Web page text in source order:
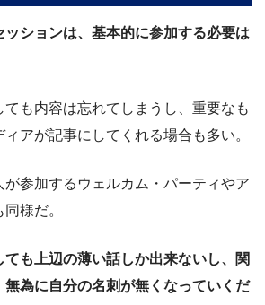
ッションは、基本的に参加する必要は
も内容は忘れてしまうし、重要なも
アが記事にしてくれる場合も多い。
が参加するウェルカム・パーティやア
様だ。
も上辺の薄い話しか出来ないし、関
無為に自分の名刺が無くなっていくだ